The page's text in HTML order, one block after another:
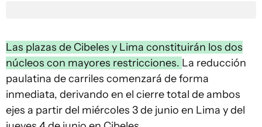
Las plazas de Cibeles y Lima constituirán los dos
núcleos con mayores restricciones. La reducción
paulatina de carriles comenzará de forma
inmediata, derivando en el cierre total de ambos
ejes a partir del miércoles 3 de junio en Lima y del